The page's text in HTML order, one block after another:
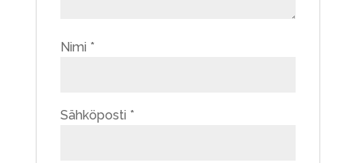
Nimi *
Sähköposti *